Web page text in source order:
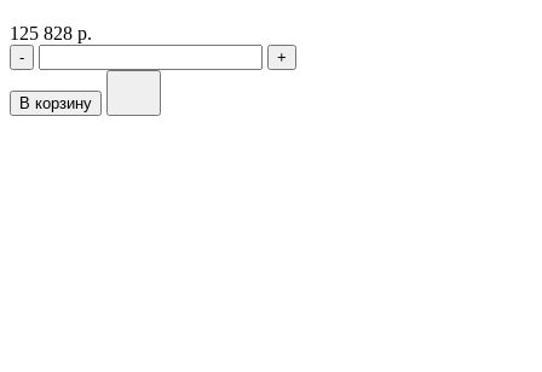
125 828 р.
- +
В корзину